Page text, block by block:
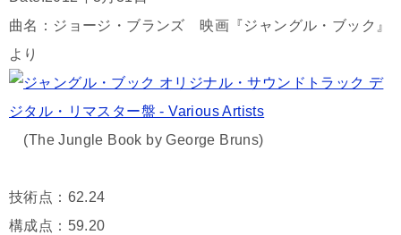
曲名：ジョージ・ブランズ 映画『ジャングル・ブック』
より
(The Jungle Book by George Bruns)
技術点：62.24
構成点：59.20